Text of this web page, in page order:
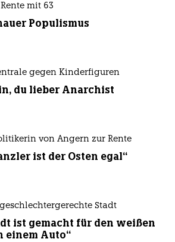
mit 63
Populismus
gegen Kinderfiguren
du lieber Anarchist
von Angern zur Rente
ist der Osten egal“
Stadt
ist gemacht für den weißen
einem Auto“